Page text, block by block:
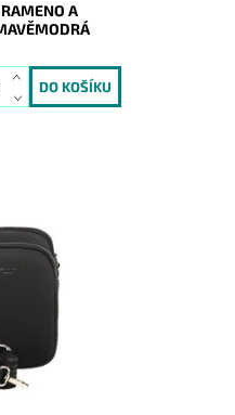
A
crossbody
tak často
peněženky
Paris